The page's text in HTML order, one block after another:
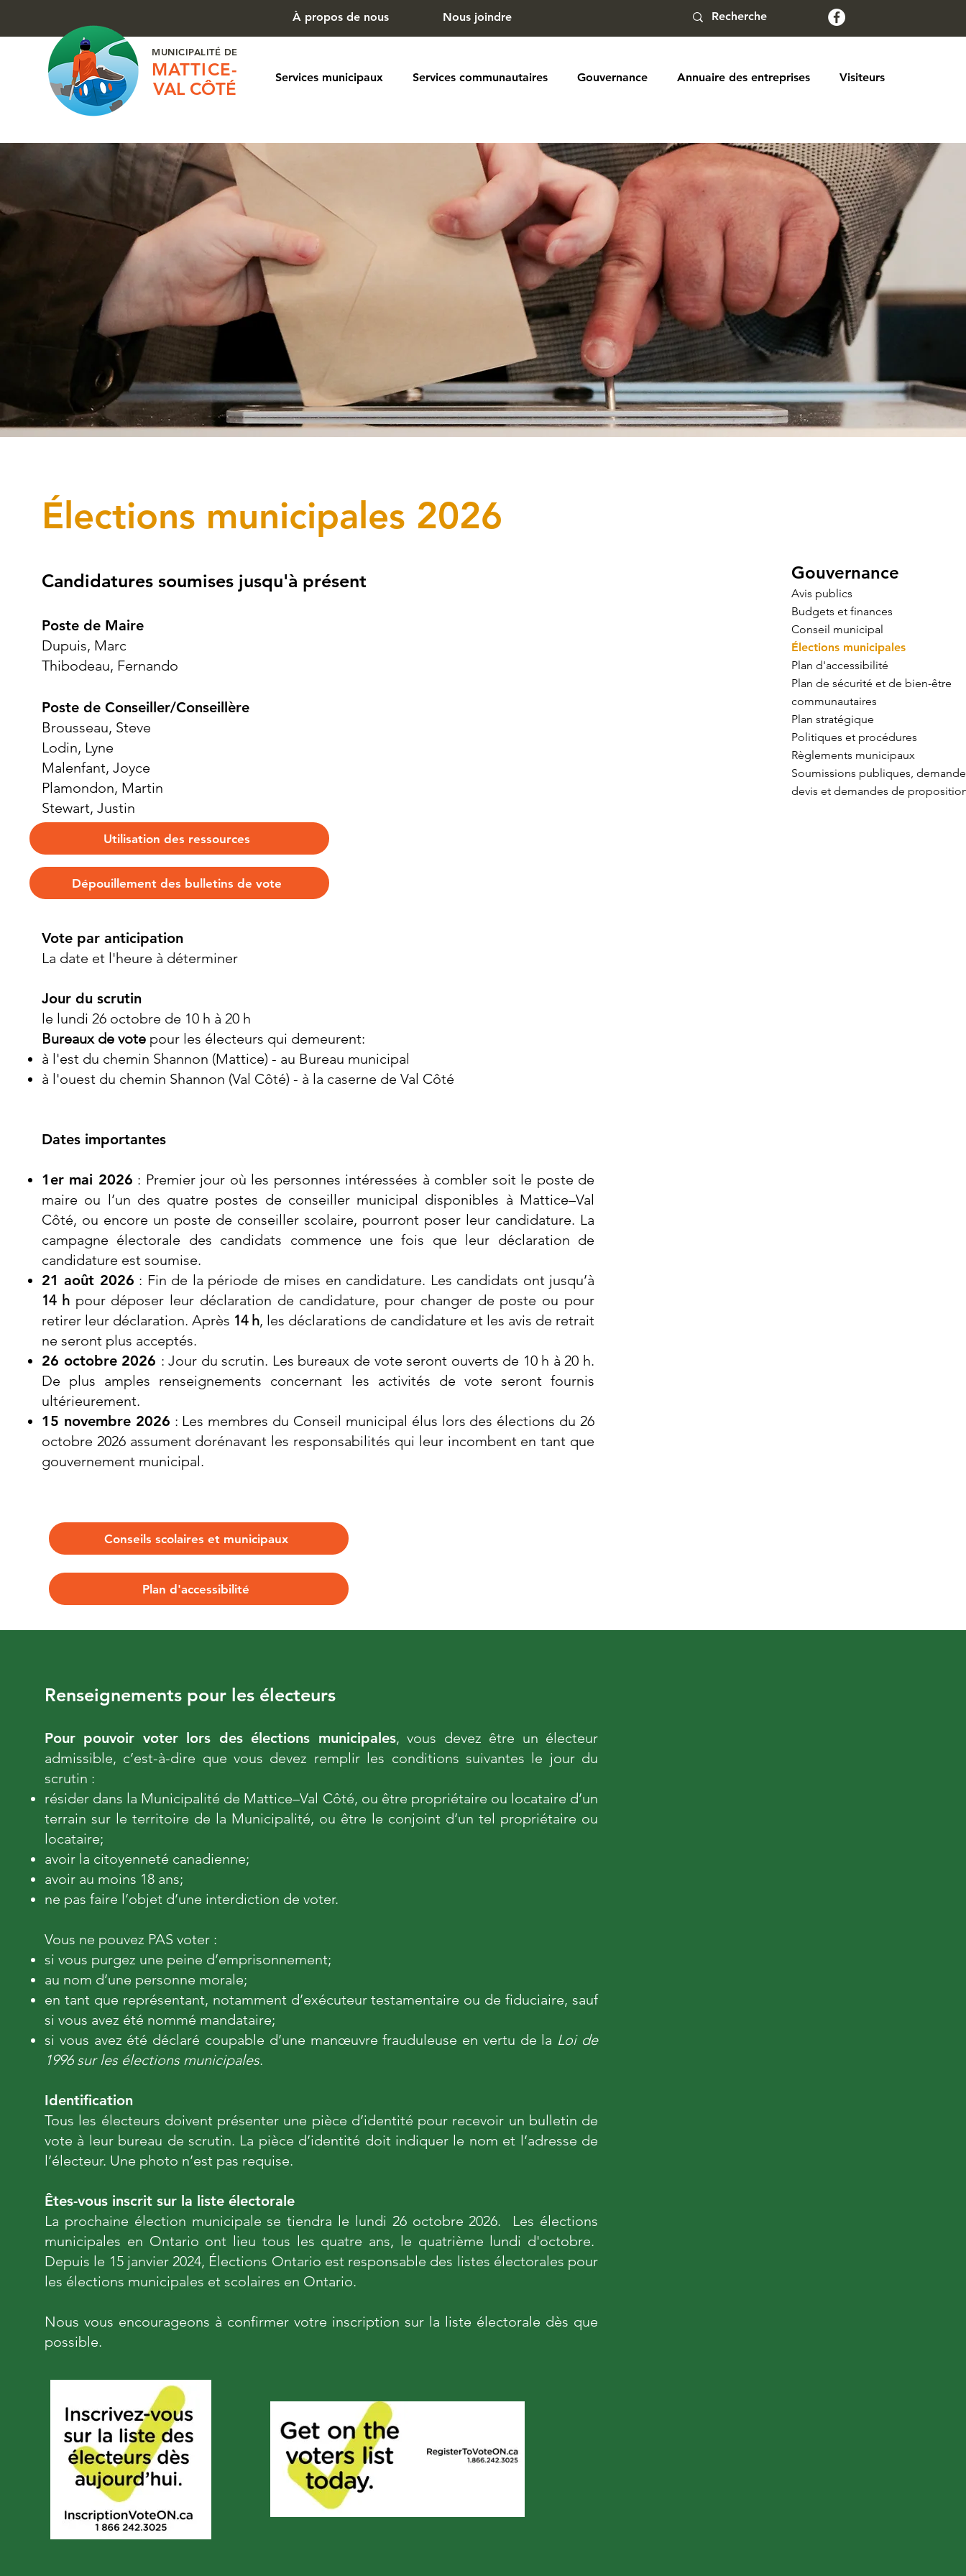
À propos de nous Nous joindre
MUNICIPALITÉ DE
MATTICE-
VAL CÔTÉ
Services municipaux Services communautaires Gouvernance Annuaire des entreprises Visiteurs
Élections municipales 2026
Candidatures soumises jusqu'à présent
Poste de Maire
Dupuis, Marc​
Thibodeau, Fernando
Poste de Conseiller/Conseillère
Brousseau, Steve
Lodin, Lyne
Malenfant, Joyce
Plamondon, Martin
Stewart, Justin
Gouvernance
Avis publics
Budgets et finances
Conseil municipal
​Élections municipales
Plan d'accessibilité
Plan de sécurité et de bien-être
communautaires
Plan stratégique
Politiques et procédures
Règlements municipaux
Soumissions publiques,
devis et demandes de
Utilisation des ressources
Dépouillement des bulletins de vote
Vote par anticipation
La date et l'heure à déterminer
Jour du scrutin
le lundi 26 octobre de 10 h à 20 h
Bureaux de vote pour les électeurs qui demeurent:
à l'est du chemin Shannon (Mattice) - au Bureau municipal
à l'ouest du chemin Shannon (Val Côté) - à la caserne de Val Côté
Dates importantes
1er mai 2026 : Premier jour où les personnes intéressées à combler soit le poste de
maire ou l’un des quatre postes de conseiller municipal disponibles à Mattice–Val
Côté, ou encore un poste de conseiller scolaire, pourront poser leur candidature. La
campagne électorale des candidats commence une fois que leur déclaration de
candidature est soumise.
21 août 2026 : Fin de la période de mises en candidature. Les candidats ont jusqu’à
14 hpour déposer leur déclaration de candidature, pour changer de poste ou pour
retirer leur déclaration. Après 14 h, les déclarations de candidature et les avis de retrait
ne seront plus acceptés.
26 octobre 2026 : Jour du scrutin. Les bureaux de vote seront ouverts de 10 h à 20 h.
De plus amples renseignements concernant les activités de vote seront fournis
ultérieurement.
15 novembre 2026 : Les membres du Conseil municipal élus lors des élections du 26
octobre 2026 assument dorénavant les responsabilités qui leur incombent en tant que
gouvernement municipal.
Conseils scolaires et municipaux
Plan d'accessibilité
Renseignements pour les électeurs
Pour pouvoir voter lors des élections municipales, vous devez être un électeur
admissible, c’est-à-dire que vous devez remplir les conditions suivantes le jour du
scrutin :
résider dans la Municipalité de Mattice–Val Côté, ou être propriétaire ou locataire d’un
terrain sur le territoire de la Municipalité, ou être le conjoint d’un tel propriétaire ou
locataire;
avoir la citoyenneté canadienne;
avoir au moins 18 ans;
ne pas faire l’objet d’une interdiction de voter.
Vous ne pouvez PAS voter :
si vous purgez une peine d’emprisonnement;
au nom d’une personne morale;
en tant que représentant, notamment d’exécuteur testamentaire ou de fiduciaire, sauf
si vous avez été nommé mandataire;
si vous avez été déclaré coupable d’une manœuvre frauduleuse en vertu de la Loi de
1996 sur les élections municipales.
Identification
Tous les électeurs doivent présenter une pièce d’identité pour recevoir un bulletin de
vote à leur bureau de scrutin. La pièce d’identité doit indiquer le nom et l’adresse de
l’électeur. Une photo n’est pas requise.
Êtes-vous inscrit sur la liste électorale
La prochaine élection municipale se tiendra le lundi 26 octobre 2026. Les élections
municipales en Ontario ont lieu tous les quatre ans, le quatrième lundi d'octobre.
Depuis le 15 janvier 2024, Élections Ontario est responsable des listes électorales pour
les élections municipales et scolaires en Ontario.
Nous vous encourageons à confirmer votre inscription sur la liste électorale dès que
possible.